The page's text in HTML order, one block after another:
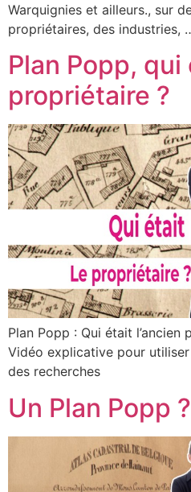
Warquignies et ailleurs., sur
propriétaires, des industries,
Plan Popp, qui
propriétaire ?
Plan Popp : Qui était
Vidéo explicative pour
des recherches
Un Plan Popp